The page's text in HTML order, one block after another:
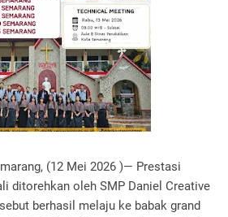
(12 Mei 2026 )— Prestasi
ditorehkan oleh SMP Daniel Creative
berhasil melaju ke babak grand